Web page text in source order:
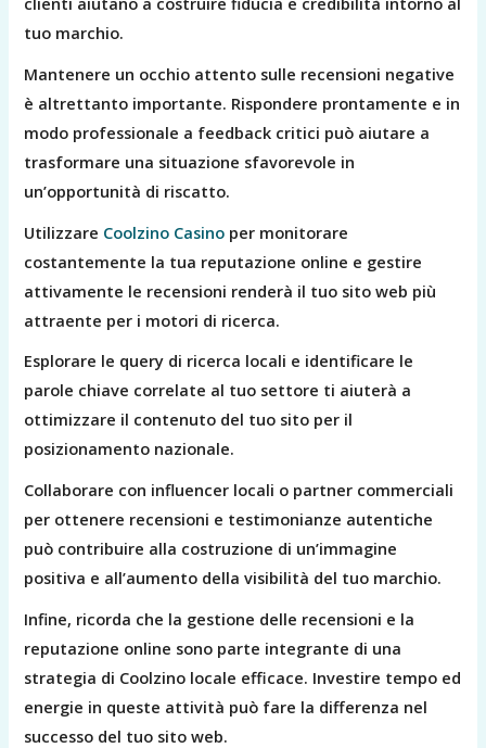
tuo marchio.
Mantenere un occhio attento sulle recensioni negative
è altrettanto importante. Rispondere prontamente e in
modo professionale a feedback critici può aiutare a
trasformare una situazione sfavorevole in
un’opportunità di riscatto.
Utilizzare Coolzino Casino per monitorare
costantemente la tua reputazione online e gestire
attivamente le recensioni renderà il tuo sito web più
attraente per i motori di ricerca.
Esplorare le query di ricerca locali e identificare le
parole chiave correlate al tuo settore ti aiuterà a
ottimizzare il contenuto del tuo sito per il
posizionamento nazionale.
Collaborare con influencer locali o partner commerciali
per ottenere recensioni e testimonianze autentiche
può contribuire alla costruzione di un’immagine
positiva e all’aumento della visibilità del tuo marchio.
Infine, ricorda che la gestione delle recensioni e la
reputazione online sono parte integrante di una
strategia di Coolzino locale efficace. Investire tempo ed
energie in queste attività può fare la differenza nel
successo del tuo sito web.